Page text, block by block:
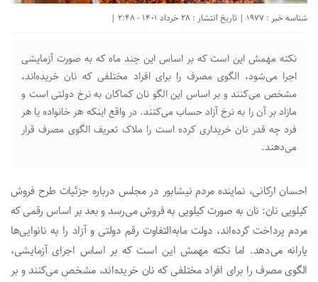
شناسه خبر : 1977 | تاریخ انتشار : 28 خرداد 1401 - 2:48 |
نکته مهمش این است که بر اساس این چند ماه که به صورت آزمایشی
اجرا می‌شود، الگوی مصرف را برای افراد مختلفی که نان خریده‌اند،
مشخص می‌کنند و بر اساس این الگو نان کماکان به نرخ دولتی است و
مازاد بر آن را به نرخ آزاد حساب می‌کنند. در واقع اینکه هر خانواده یا هر
فرد چه قدر نان خریداری کرده است را ملاک تعریف الگوی مصرف قرار
می‌دهند.
احسان ارکانی، نماینده مردم نیشابور در مجلس درباره جزئیات طرح فروش
کیلویی نان: نان به صورت کیلویی به فروش می‌رسد و بعد بر اساس رقمی که
مردم پرداخت کرده‌اند، دولت مابه‌التفاوت رقم دولتی و آزاد را به نانوایی‌ها
یارانه می‌دهد. اما نکته مهمش این است که بر اساس اجرای آزمایشی،
الگوی مصرف را برای افراد مختلفی که نان خریده‌اند، مشخص می‌کنند و بر